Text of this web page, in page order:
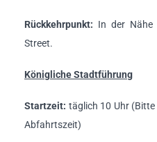
Rückkehrpunkt: In der Nähe
Street.
Königliche Stadtführung
Startzeit: täglich 10 Uhr
Abfahrtszeit)